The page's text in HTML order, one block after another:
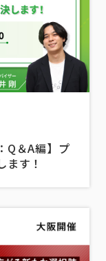
Q＆A編】プ
す！